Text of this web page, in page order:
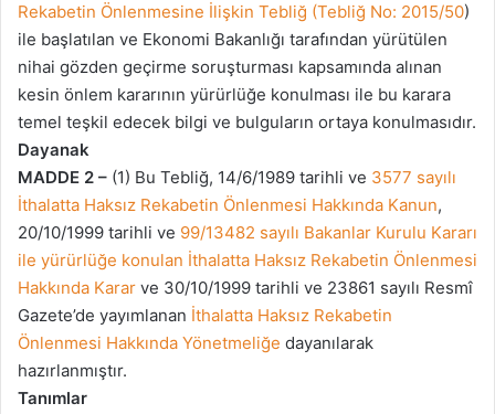
Rekabetin Önlenmesine İlişkin Tebliğ (Tebliğ No: 2015/50)
ile başlatılan ve Ekonomi Bakanlığı tarafından yürütülen
nihai gözden geçirme soruşturması kapsamında alınan
kesin önlem kararının yürürlüğe konulması ile bu karara
temel teşkil edecek bilgi ve bulguların ortaya konulmasıdır.
Dayanak
MADDE 2 – (1) Bu Tebliğ, 14/6/1989 tarihli ve 3577 sayılı
İthalatta Haksız Rekabetin Önlenmesi Hakkında Kanun,
20/10/1999 tarihli ve 99/13482 sayılı Bakanlar Kurulu Kararı
ile yürürlüğe konulan İthalatta Haksız Rekabetin Önlenmesi
Hakkında Karar ve 30/10/1999 tarihli ve 23861 sayılı Resmî
Gazete’de yayımlanan İthalatta Haksız Rekabetin
Önlenmesi Hakkında Yönetmeliğe dayanılarak
hazırlanmıştır.
Tanımlar